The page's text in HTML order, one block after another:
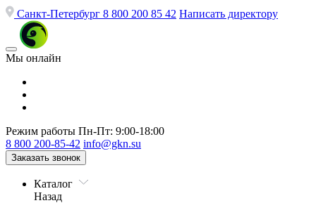
Санкт-Петербург 8 800 200 85 42 Написать директору
Мы онлайн
Режим работы Пн-Пт: 9:00-18:00
8 800 200-85-42 info@gkn.su
Заказать звонок
Каталог
Назад